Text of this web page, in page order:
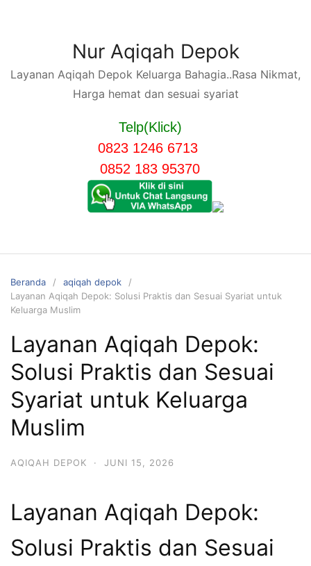
Nur Aqiqah Depok
Layanan Aqiqah Depok Keluarga Bahagia..Rasa Nikmat,
Harga hemat dan sesuai syariat
Telp(Klick)
0823 1246 6713
0852 183 95370
Beranda
aqiqah depok
Layanan Aqiqah Depok: Solusi Praktis dan Sesuai Syariat untuk
Keluarga Muslim
Layanan Aqiqah Depok:
Solusi Praktis dan Sesuai
Syariat untuk Keluarga
Muslim
AQIQAH DEPOK · JUNI 15, 2026
Layanan Aqiqah Depok:
Solusi Praktis dan Sesuai